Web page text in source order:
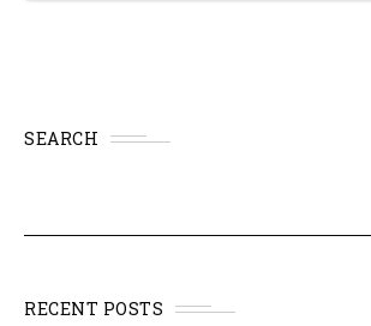
SEARCH
RECENT POSTS